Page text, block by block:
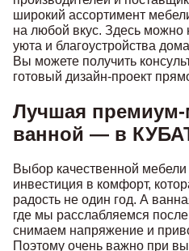
широкий ассортимент
на любой вкус. Здесь можно
уюта и благоустройства
Вы можете получить
готовый дизайн-проект
Лучшая
ванной — в
Выбор качественной
инвестиция в комфорт,
радость не один год. А
где мы расслабляемся
снимаем напряжение и
Поэтому очень важно при